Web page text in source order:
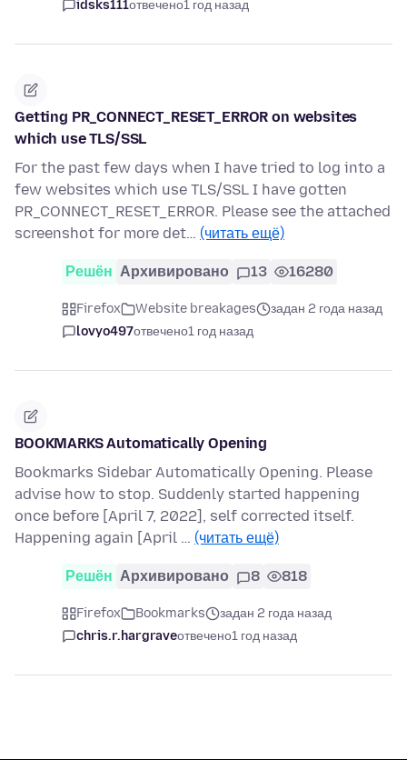
idsks111отвечено1 год назад
Getting PR_CONNECT_RESET_ERROR on websites
which use TLS/SSL
For the past few days when I have tried to log into a
few websites which use TLS/SSL I have gotten
PR_CONNECT_RESET_ERROR. Please see the attached
screenshot for more det… (читать ещё)
Решён Архивировано 13 16280
Firefox Website breakages
задан 2 года назад
lovyo497отвечено1 год назад
BOOKMARKS Automatically Opening
Bookmarks Sidebar Automatically Opening. Please
advise how to stop. Suddenly started happening
once before [April 7, 2022], self corrected itself.
Happening again [April … (читать ещё)
Решён Архивировано 8 818
Firefox Bookmarks
задан 2 года назад
chris.r.hargraveотвечено1 год назад